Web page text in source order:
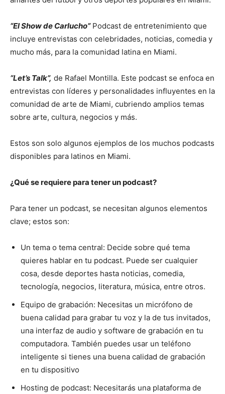
“El Show de Carlucho”Podcast de entretenimiento que
incluye entrevistas con celebridades, noticias, comedia y
mucho más, para la comunidad latina en Miami.
“Let’s Talk”, de Rafael Montilla. Este podcast se enfoca en
entrevistas con líderes y personalidades influyentes en la
comunidad de arte de Miami, cubriendo amplios temas
sobre arte, cultura, negocios y más.
Estos son solo algunos ejemplos de los muchos podcasts
disponibles para latinos en Miami.
¿Qué se requiere para tener un podcast?
Para tener un podcast, se necesitan algunos elementos
clave; estos son:
Un tema o tema central: Decide sobre qué tema
quieres hablar en tu podcast. Puede ser cualquier
cosa, desde deportes hasta noticias, comedia,
tecnología, negocios, literatura, música, entre otros.
Equipo de grabación: Necesitas un micrófono de
buena calidad para grabar tu voz y la de tus invitados,
una interfaz de audio y software de grabación en tu
computadora. También puedes usar un teléfono
inteligente si tienes una buena calidad de grabación
en tu dispositivo
Hosting de podcast: Necesitarás una plataforma de